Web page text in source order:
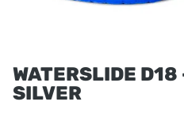
WATERSLIDE
SILVER